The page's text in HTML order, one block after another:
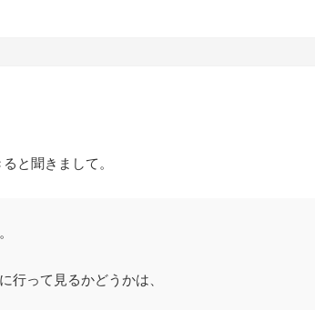
と聞きまして。
行って見るかどうかは、